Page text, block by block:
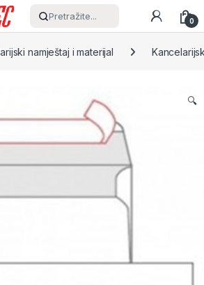
Pretražite... 0
namještaj i materijal
🔍